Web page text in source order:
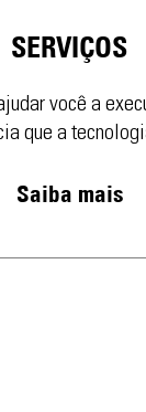
SERVIÇOS
você a
que a
Saiba mais